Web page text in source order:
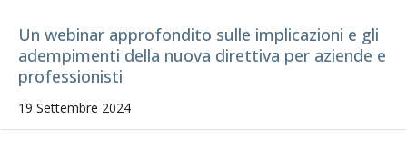
Un webinar approfondito sulle implicazioni e gli
adempimenti della nuova direttiva per aziende e
professionisti
19 Settembre 2024